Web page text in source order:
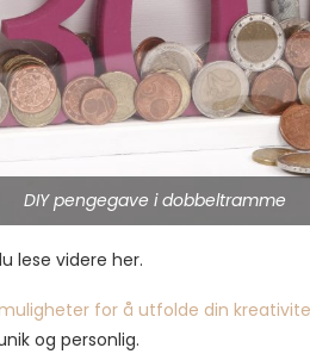
DIY pengegave i dobbeltramme
lese videre her.
for å utfolde din
og personlig.